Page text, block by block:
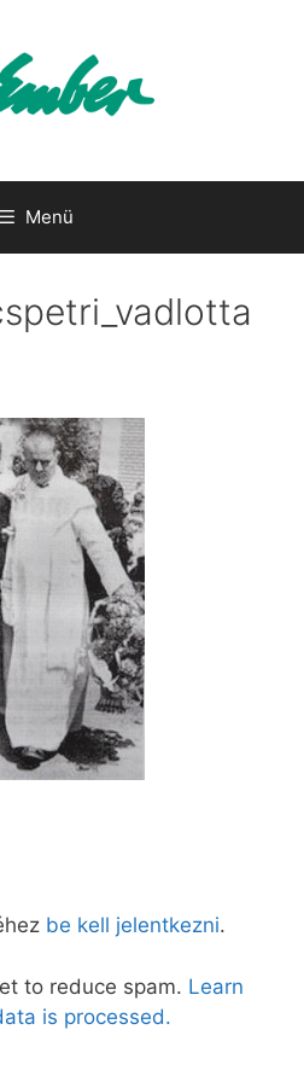
Menü
be kell jelentkezni.
to reduce spam. Learn
is processed.